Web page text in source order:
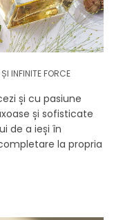
INFINITE FORCE
și cu pasiune
și sofisticate
de a ieși în
la propria
unic și puternic.